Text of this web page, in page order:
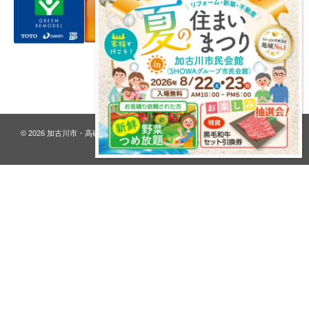
プライバシーポリシー
© 2026 加古川市・高砂市 夢リフォーム ウオハシ – 創業128年の老舗. All rights
reserved.